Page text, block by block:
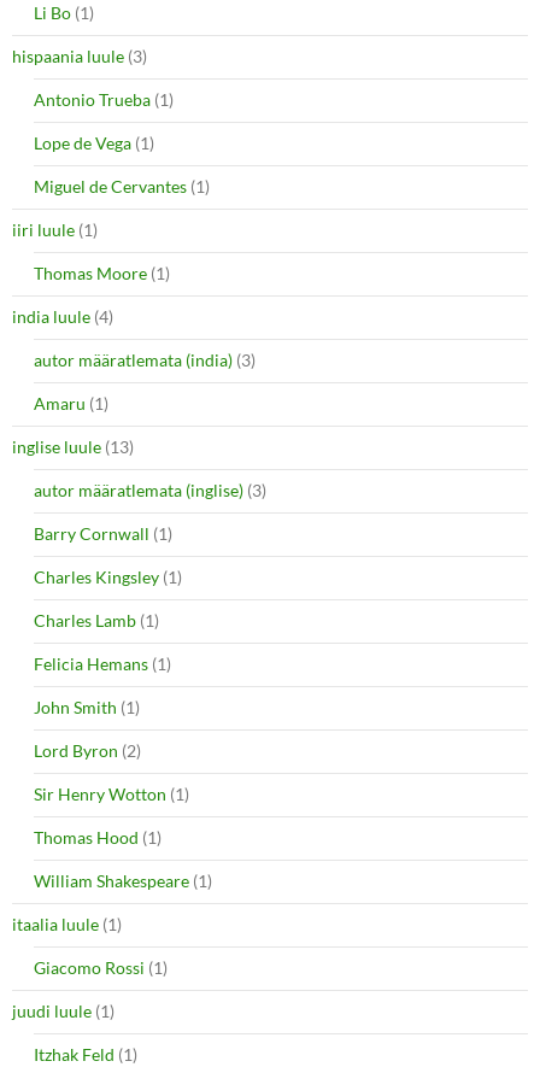
Li Bo (1)
hispaania luule (3)
Antonio Trueba (1)
Lope de Vega (1)
Miguel de Cervantes (1)
iiri luule (1)
Thomas Moore (1)
india luule (4)
autor määratlemata (india) (3)
Amaru (1)
inglise luule (13)
autor määratlemata (inglise) (3)
Barry Cornwall (1)
Charles Kingsley (1)
Charles Lamb (1)
Felicia Hemans (1)
John Smith (1)
Lord Byron (2)
Sir Henry Wotton (1)
Thomas Hood (1)
William Shakespeare (1)
itaalia luule (1)
Giacomo Rossi (1)
juudi luule (1)
Itzhak Feld (1)